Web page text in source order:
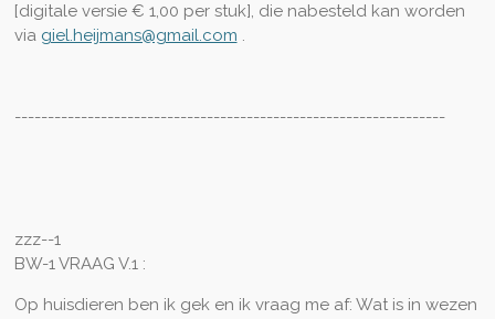
[digitale versie € 1,00 per stuk], die nabesteld kan worden
via giel.heijmans@gmail.com .
-----------------------------------------------------------------
zzz--1
BW-1 VRAAG V.1 :
Op huisdieren ben ik gek en ik vraag me af: Wat is in wezen